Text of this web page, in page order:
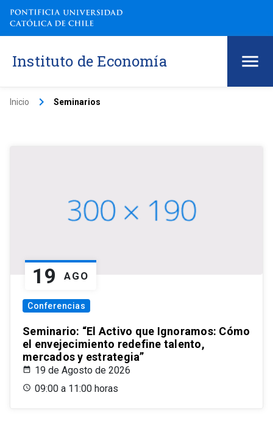
Instituto de Economía
Inicio keyboard_arrow_right Seminarios
19 AGO
Conferencias
Seminario: “El Activo que Ignoramos: Cómo
el envejecimiento redefine talento,
mercados y estrategia”
19 de Agosto de 2026
09:00 a 11:00 horas